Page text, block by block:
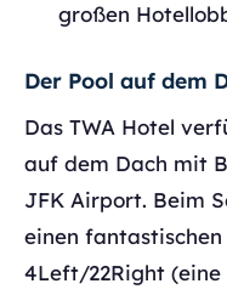
großen
Der Pool auf dem
Das TWA Hotel
auf dem Dach mit
JFK Airport. Beim
einen
4Left/22Right (eine